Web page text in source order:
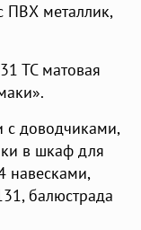
металлик,
ТС матовая
с доводчиками,
в шкаф для
навесками,
балюстрада